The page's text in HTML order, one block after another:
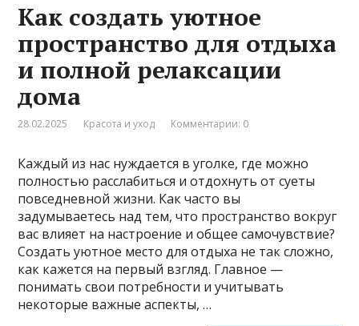
Как создать уютное
пространство для отдыха
и полной релаксации
дома
28.02.2025 Красота и уход Комментарии: 0
Каждый из нас нуждается в уголке, где можно
полностью расслабиться и отдохнуть от суеты
повседневной жизни. Как часто вы
задумываетесь над тем, что пространство вокруг
вас влияет на настроение и общее самочувствие?
Создать уютное место для отдыха не так сложно,
как кажется на первый взгляд. Главное —
понимать свои потребности и учитывать
некоторые важные аспекты, …